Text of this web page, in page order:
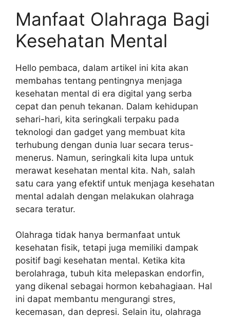
Manfaat Olahraga Bagi
Kesehatan Mental
Hello pembaca, dalam artikel ini kita akan
membahas tentang pentingnya menjaga
kesehatan mental di era digital yang serba
cepat dan penuh tekanan. Dalam kehidupan
sehari-hari, kita seringkali terpaku pada
teknologi dan gadget yang membuat kita
terhubung dengan dunia luar secara terus-
menerus. Namun, seringkali kita lupa untuk
merawat kesehatan mental kita. Nah, salah
satu cara yang efektif untuk menjaga kesehatan
mental adalah dengan melakukan olahraga
secara teratur.
Olahraga tidak hanya bermanfaat untuk
kesehatan fisik, tetapi juga memiliki dampak
positif bagi kesehatan mental. Ketika kita
berolahraga, tubuh kita melepaskan endorfin,
yang dikenal sebagai hormon kebahagiaan. Hal
ini dapat membantu mengurangi stres,
kecemasan, dan depresi. Selain itu, olahraga